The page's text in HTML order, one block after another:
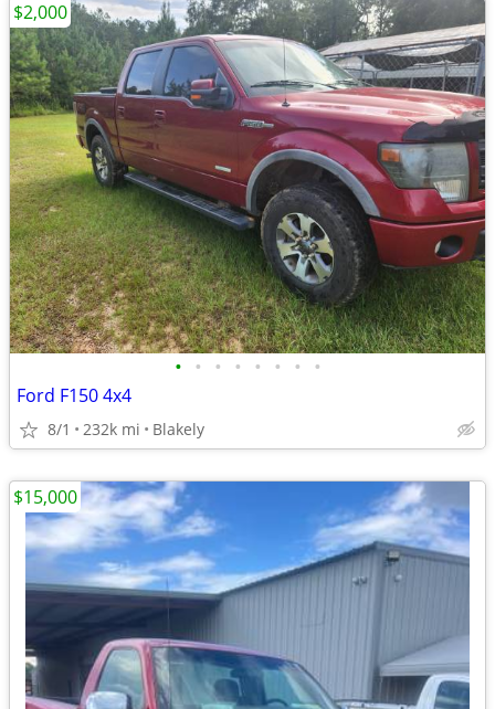
• • • • • • • •
Ford F150 4x4
8/1 232k mi Blakely
$2,000
$15,000